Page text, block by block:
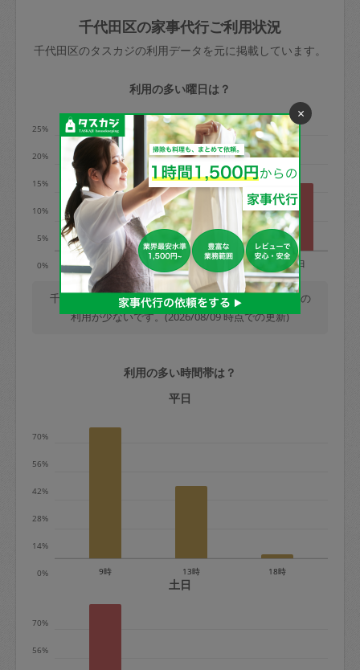
依頼者不在による当日キャンセル＝依頼
金額の100%＋交通費全額
※例：依頼日時／土曜日午前9時開始の場
合、水曜日午前9時以降はキャンセル料が
発生
水曜日9時〜金曜日9時まで＝依頼料金の
50%
金曜日9時～土曜日8時まで＝依頼金額の
100%
土曜日8時〜実施時間＝依頼金額の100%
＋交通費全額
依頼者不在による当日キャンセル＝依頼
金額の100%＋交通費全額
定期契約をキャンセルする場合、毎週定
期は月2回まで隔週定期は月1回までキャ
※キャンセル料金の設定について：
定期依頼1回（3時間）の金額とスポット
きた場合は損害保険の対象外となるので
ご注意ください。
玉、など
あわせてこちらも参照ください：初めて
はありますか？
千代田区の家事代行ご利用状況
千代田区のタスカジの利用データを元に掲載しています。
利用の多い曜日は？
0%
5%
10%
15%
20%
25%
月 火 水 木 金 土 日
千代田区では、毎週火曜日の利用が最も多く、月曜日の
利用が少ないです。(2026/08/09 時点での更新)
利用の多い時間帯は？
平日
0%
14%
28%
42%
56%
70%
9時 13時 18時
土日
56%
70%
×